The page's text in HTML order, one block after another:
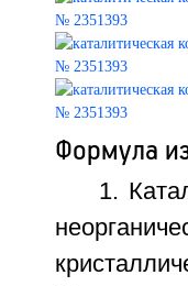
Формула
1.